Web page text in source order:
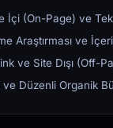
İçi (On-Page) ve
Araştırması ve
ve Site Dışı (Off-
ve Düzenli Organik